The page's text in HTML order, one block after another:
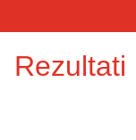
Rezultati